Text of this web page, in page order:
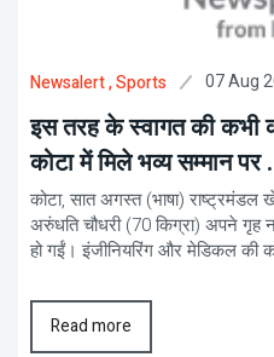
Newsalert, Sports 07 Aug
इस तरह के स्वागत की कभी
कोटा में मिले भव्य सम्मान पर
कोटा, सात अगस्त (भाषा) राष्ट्रमंडल
अरुंधति चौधरी (70 किग्रा) अपने गृह
हो गईं। इंजीनियरिंग और मेडिकल की
Read more